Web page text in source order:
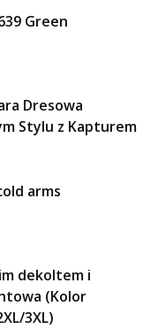
Green
Dresowa
Stylu z Kapturem
arms
dekoltem i
(Kolor
3XL)